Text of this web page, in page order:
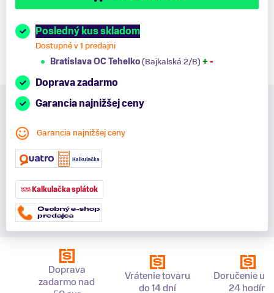
Posledný kus skladom
Dostupné v 1 predajni
Bratislava OC Tehelko(Bajkalská 2/B) + -
Doprava zadarmo
Garancia najnižšej ceny
Garancia najnižšej ceny
Kalkulačka splátok
Doprava
zadarmo nad
Vrátenie tovaru
do 14 dní
Doručenie už
24 hodín